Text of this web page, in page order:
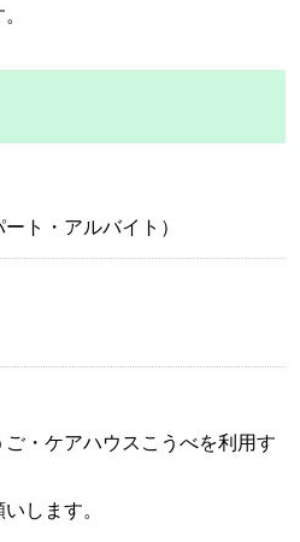
ト・アルバイト）
・ケアハウスこうべを利用す
します。